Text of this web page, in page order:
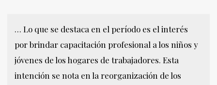
… Lo que se destaca en el período es el interés
por brindar capacitación profesional a los niños y
jóvenes de los hogares de trabajadores. Esta
intención se nota en la reorganización de los